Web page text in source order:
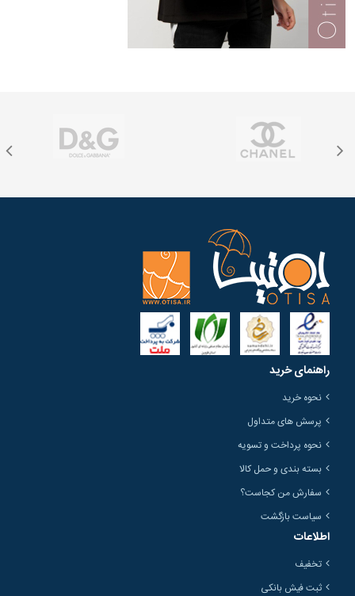
راهنمای خرید
نحوه خرید
پرسش های متداول
نحوه پرداخت و تسویه
بسته بندی و حمل کالا
سفارش من کجاست؟
سیاست بازگشت
اطلاعات
تخفیف
ثبت فیش بانکی